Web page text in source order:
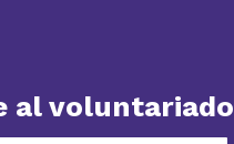
al voluntariado